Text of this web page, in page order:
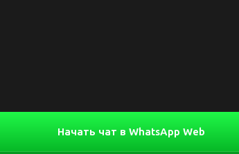
Начать чат в WhatsApp Web